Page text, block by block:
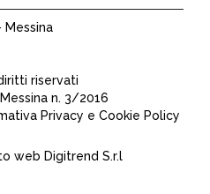
Messina
riservati
n. 3/2016
Privacy e Cookie Policy
web Digitrend S.r.l